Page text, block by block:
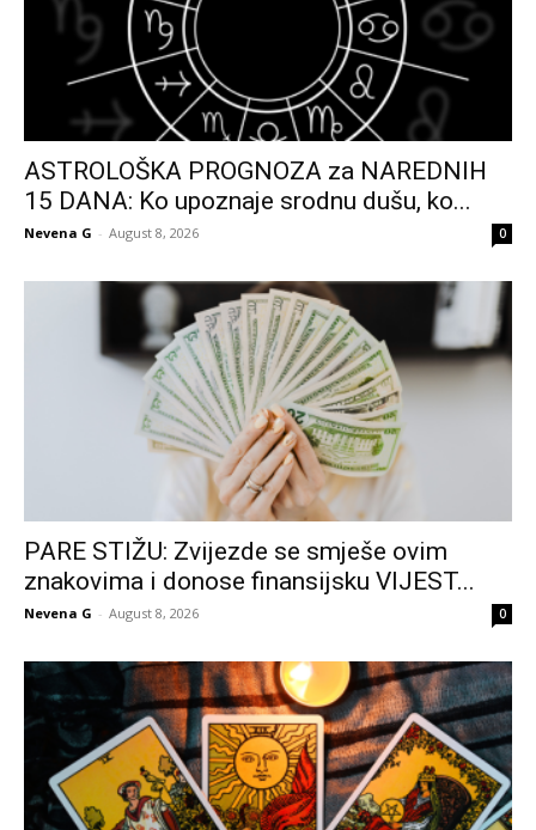
ASTROLOŠKA PROGNOZA za NAREDNIH
15 DANA: Ko upoznaje srodnu dušu, ko...
Nevena G - August 8, 2026 0
PARE STIŽU: Zvijezde se smješe ovim
znakovima i donose finansijsku VIJEST...
Nevena G - August 8, 2026 0